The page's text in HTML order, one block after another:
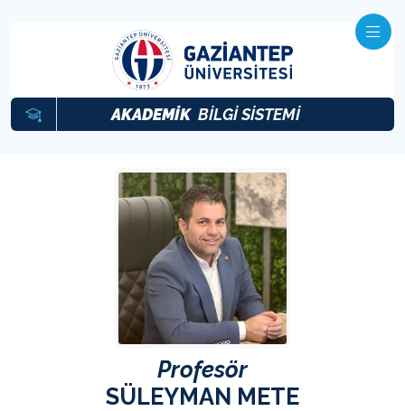
AKADEMİK BİLGİ SİSTEMİ
Profesör
SÜLEYMAN METE